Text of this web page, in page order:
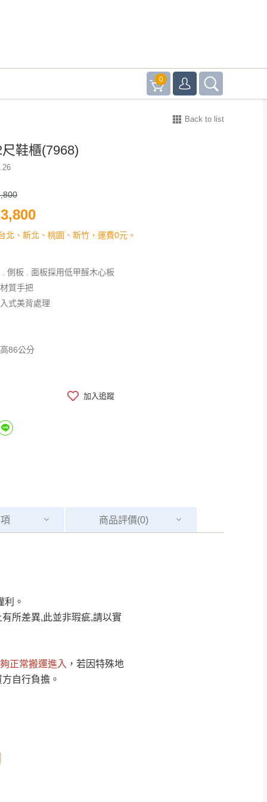
0
Back to list
鞋櫃(7968)
3,800
北、新北、桃園、新竹，運費0元。
側板 . 面板採用低甲醛木心板
質手把
式美背處理
86公分
加入追蹤
商品評價(0)
利。
所差異,此並非瑕疵,請以實
正常搬運進入 ，若因特殊地
自行負擔。
復興鄉
Line客服」來信確
、無法搬運上樓等因
顯示附上圖片